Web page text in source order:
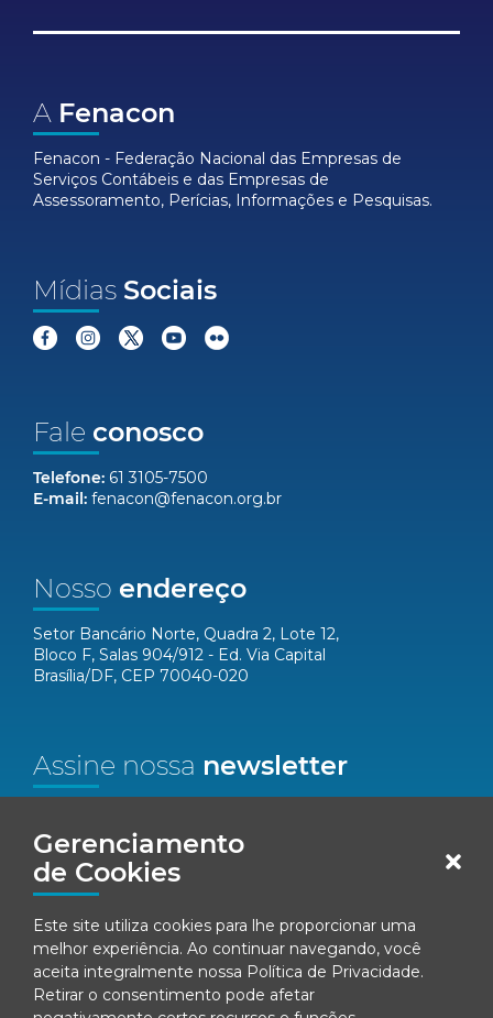
Gerenciamento
de Cookies
Este site utiliza cookies para lhe proporcionar uma
melhor experiência. Ao continuar navegando, você
aceita integralmente nossa Política de Privacidade.
Retirar o consentimento pode afetar
A Fenacon
Fenacon - Federação Nacional das Empresas de
Serviços Contábeis e das Empresas de
Assessoramento, Perícias, Informações e Pesquisas.
Mídias Sociais
Fale conosco
Telefone: 61 3105-7500
E-mail: fenacon@fenacon.org.br
Nosso endereço
Setor Bancário Norte, Quadra 2, Lote 12,
Bloco F, Salas 904/912 - Ed. Via Capital
Brasília/DF, CEP 70040-020
Assine nossa newsletter
Email*
Concordo em receber comunicações da Fenacon.
Cadastrar